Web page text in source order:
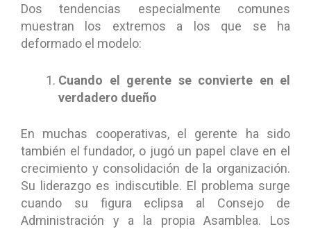
Dos tendencias especialmente comunes
muestran los extremos a los que se ha
deformado el modelo:
Cuando el gerente se convierte en el
verdadero dueño
En muchas cooperativas, el gerente ha sido
también el fundador, o jugó un papel clave en el
crecimiento y consolidación de la organización.
Su liderazgo es indiscutible. El problema surge
cuando su figura eclipsa al Consejo de
Administración y a la propia Asamblea. Los